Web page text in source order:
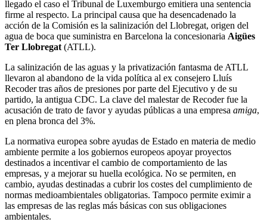
llegado el caso el Tribunal de Luxemburgo emitiera una sentencia
firme al respecto. La principal causa que ha desencadenado la
acción de la Comisión es la salinización del Llobregat, origen del
agua de boca que suministra en Barcelona la concesionaria Aigües
Ter Llobregat (ATLL).
La salinización de las aguas y la privatización fantasma de ATLL
llevaron al abandono de la vida política al ex consejero Lluís
Recoder tras años de presiones por parte del Ejecutivo y de su
partido, la antigua CDC. La clave del malestar de Recoder fue la
acusación de trato de favor y ayudas públicas a una empresa amiga,
en plena bronca del 3%.
La normativa europea sobre ayudas de Estado en materia de medio
ambiente permite a los gobiernos europeos apoyar proyectos
destinados a incentivar el cambio de comportamiento de las
empresas, y a mejorar su huella ecológica. No se permiten, en
cambio, ayudas destinadas a cubrir los costes del cumplimiento de
normas medioambientales obligatorias. Tampoco permite eximir a
las empresas de las reglas más básicas con sus obligaciones
ambientales.